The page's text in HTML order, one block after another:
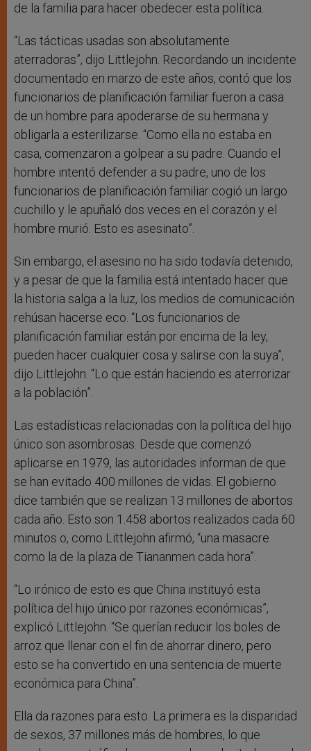
de la familia para hacer obedecer esta política.
“Las tácticas usadas son absolutamente
aterradoras”, dijo Littlejohn. Recordando un incidente
documentado en marzo de este años, contó que los
funcionarios de planificación familiar fueron a casa
de un hombre para apoderarse de su hermana y
obligarla a esterilizarse. “Como ella no estaba en
casa, comenzaron a golpear a su padre. Cuando el
hombre intentó defender a su padre, uno de los
funcionarios de planificación familiar cogió un largo
cuchillo y le apuñaló dos veces en el corazón y el
hombre murió. Esto es asesinato”.
Sin embargo, el asesino no ha sido todavía detenido,
y a pesar de que la familia está intentado hacer que
la historia salga a la luz, los medios de comunicación
rehúsan hacerse eco. “Los funcionarios de
planificación familiar están por encima de la ley,
pueden hacer cualquier cosa y salirse con la suya”,
dijo Littlejohn. “Lo que están haciendo es aterrorizar
a la población”.
Las estadísticas relacionadas con la política del hijo
único son asombrosas. Desde que comenzó
aplicarse en 1979, las autoridades informan de que
se han evitado 400 millones de vidas. El gobierno
dice también que se realizan 13 millones de abortos
cada año. Esto son 1.458 abortos realizados cada 60
minutos o, como Littlejohn afirmó, “una masacre
como la de la plaza de Tiananmen cada hora”.
“Lo irónico de esto es que China instituyó esta
política del hijo único por razones económicas”,
explicó Littlejohn. “Se querían reducir los boles de
arroz que llenar con el fin de ahorrar dinero, pero
esto se ha convertido en una sentencia de muerte
económica para China”.
Ella da razones para esto. La primera es la disparidad
de sexos, 37 millones más de hombres, lo que